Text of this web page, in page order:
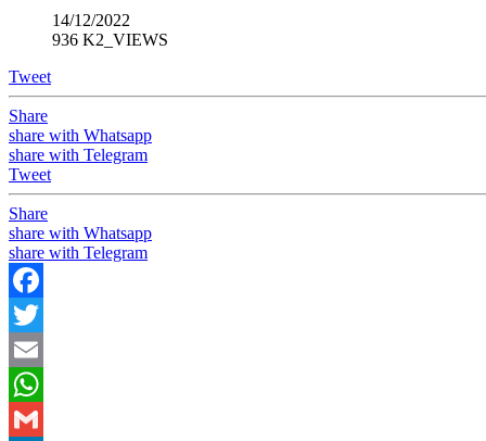
14/12/2022
936 K2_VIEWS
Tweet
Share
share with Whatsapp
share with Telegram
Tweet
Share
share with Whatsapp
share with Telegram
Facebook
Twitter
Email
WhatsApp